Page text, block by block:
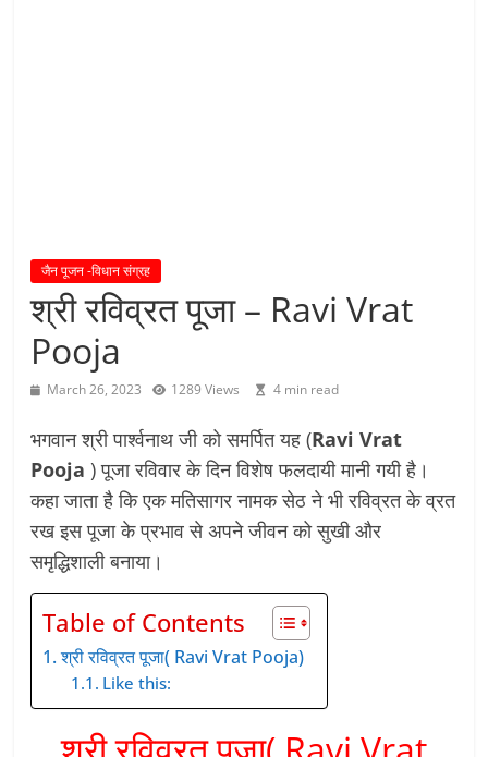
जैन पूजन -विधान संग्रह
श्री रविव्रत पूजा – Ravi Vrat
Pooja
March 26, 2023 1289 Views 4 min read
भगवान श्री पार्श्वनाथ जी को समर्पित यह (Ravi Vrat
Pooja ) पूजा रविवार के दिन विशेष फलदायी मानी गयी है।
कहा जाता है कि एक मतिसागर नामक सेठ ने भी रविव्रत के व्रत
रख इस पूजा के प्रभाव से अपने जीवन को सुखी और
समृद्धिशाली बनाया।
Table of Contents
श्री रविव्रत पूजा( Ravi Vrat Pooja)
Like this: